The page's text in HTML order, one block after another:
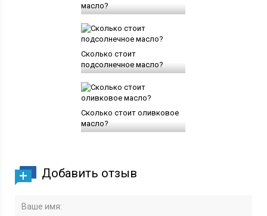
масло?
Сколько стоит
подсолнечное масло?
Сколько стоит оливковое
масло?
Добавить отзыв